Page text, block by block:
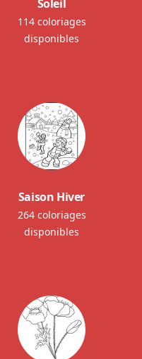
Soleil
114 coloriages
disponibles
Saison Hiver
264 coloriages
disponibles